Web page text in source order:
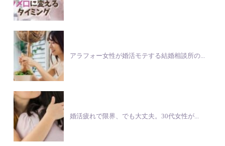
アラフォー女性が婚活モテする結婚相談所の...
婚活疲れで限界、でも大丈夫。30代女性が...